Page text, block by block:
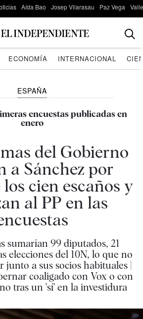
Aída Bao Josep Vilarasau Paz Vega
ECONOMÍA INTERNACIONAL
ESPAÑA
encuestas publicadas en
enero
del Gobierno
a Sánchez por
cien escaños y
al PP en las
sumarían 99 diputados, 21
elecciones del 10N, lo que no
a sus socios habituales |
coaligado con Vox o con
tras un 'sí' en la investidura